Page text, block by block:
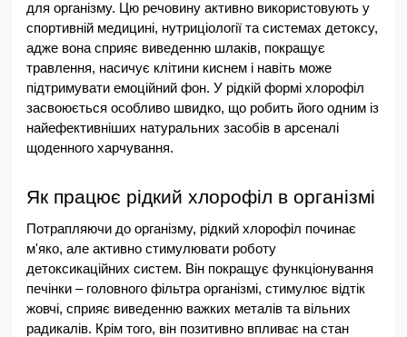
для організму. Цю речовину активно використовують у
спортивній медицині, нутриціології та системах детоксу,
адже вона сприяє виведенню шлаків, покращує
травлення, насичує клітини киснем і навіть може
підтримувати емоційний фон. У рідкій формі хлорофіл
засвоюється особливо швидко, що робить його одним із
найефективніших натуральних засобів в арсеналі
щоденного харчування.
Як працює рідкий хлорофіл в організмі
Потрапляючи до організму, рідкий хлорофіл починає
м'яко, але активно стимулювати роботу
детоксикаційних систем. Він покращує функціонування
печінки – головного фільтра організмі, стимулює відтік
жовчі, сприяє виведенню важких металів та вільних
радикалів. Крім того, він позитивно впливає на стан